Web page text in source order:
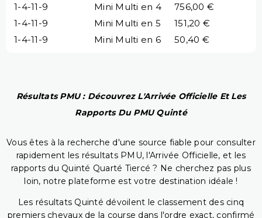
1-4-11-9
Mini Multi en 4
756,00 €
1-4-11-9
Mini Multi en 5
151,20 €
1-4-11-9
Mini Multi en 6 50,40 €
Résultats PMU : Découvrez L'Arrivée Officielle Et Les
Rapports Du PMU Quinté
Vous êtes à la recherche d'une source fiable pour consulter
rapidement les résultats PMU, l'Arrivée Officielle, et les
rapports du Quinté Quarté Tiercé ? Ne cherchez pas plus
loin, notre plateforme est votre destination idéale !
Les résultats Quinté dévoilent le classement des cinq
premiers chevaux de la course dans l'ordre exact, confirmé